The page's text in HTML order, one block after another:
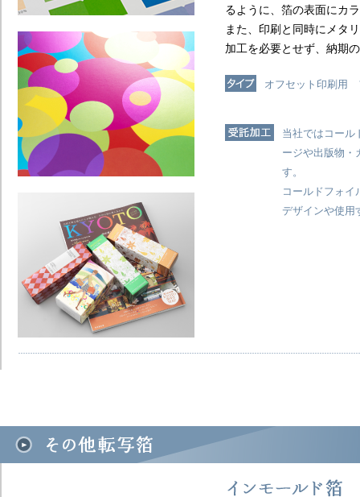
るように、箔の表面にカ
また、印刷と同時にメタ
加工を必要とせず、納期
オフセット印刷用
当社ではコール
ージや出版物・
す。
コールドフォイ
デザインや使用